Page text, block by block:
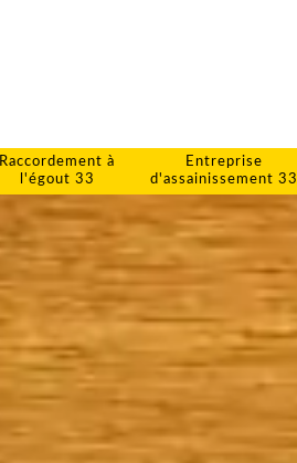
Raccordement à
l'égout 33
Entreprise
d'assainissement 33